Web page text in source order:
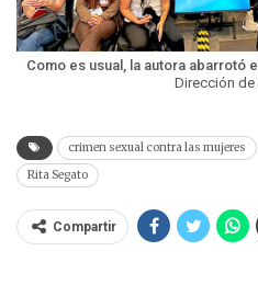
Como es usual, la autora abarrotó
Dirección de
crimen sexual contra las mujeres
Rita Segato
Compartir